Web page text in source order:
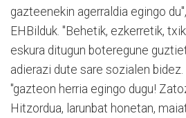
gazteenekin agerraldia egingo
EHBilduk. "Behetik, ezkerretik,
eskura ditugun boteregune
adierazi dute sare sozialen
"gazteon herria egingo dugu!
Hitzordua, larunbat honetan,